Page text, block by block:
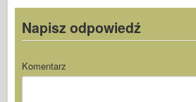
Napisz odpowiedź
Komentarz